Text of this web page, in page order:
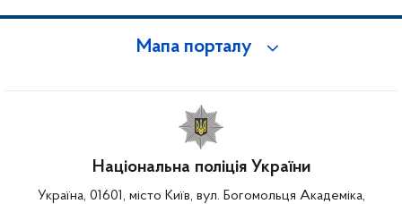
Мапа порталу
Національна поліція України
Україна, 01601, місто Київ, вул. Богомольця Академіка,